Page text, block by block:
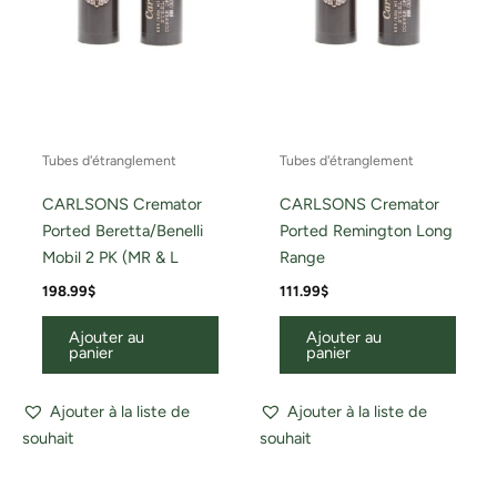
Tubes d'étranglement
CARLSONS Cremator
Ported Beretta/Benelli
Mobil 2 PK (MR & L
198.99$
Ajouter au
panier
Ajouter à la liste de
souhait
Tubes d'étranglement
CARLSONS Cremator
Ported Remington Long
Range
111.99$
Ajouter au
panier
Ajouter à la liste de
souhait